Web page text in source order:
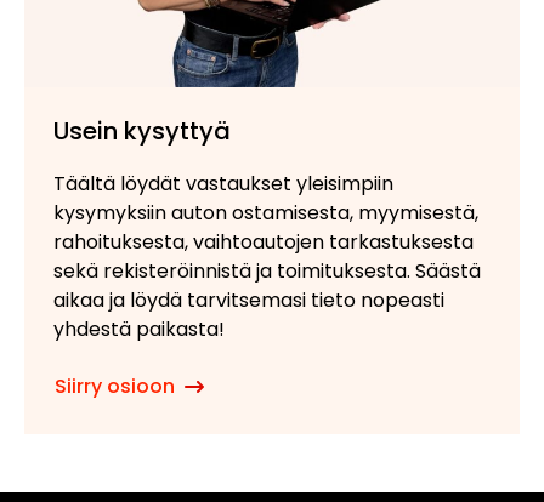
Usein kysyttyä
Täältä löydät vastaukset yleisimpiin
kysymyksiin auton ostamisesta, myymisestä,
rahoituksesta, vaihtoautojen tarkastuksesta
sekä rekisteröinnistä ja toimituksesta. Säästä
aikaa ja löydä tarvitsemasi tieto nopeasti
yhdestä paikasta!
Siirry osioon